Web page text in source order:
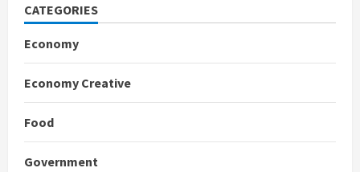
CATEGORIES
Economy
Economy Creative
Food
Government